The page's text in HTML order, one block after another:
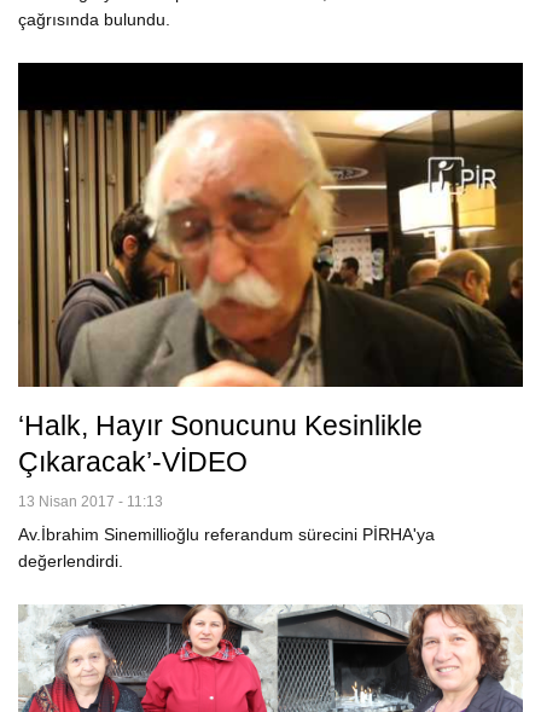
çağrısında bulundu.
‘Halk, Hayır Sonucunu Kesinlikle
Çıkaracak’-VİDEO
13 Nisan 2017 - 11:13
Av.İbrahim Sinemillioğlu referandum sürecini PİRHA'ya
değerlendirdi.